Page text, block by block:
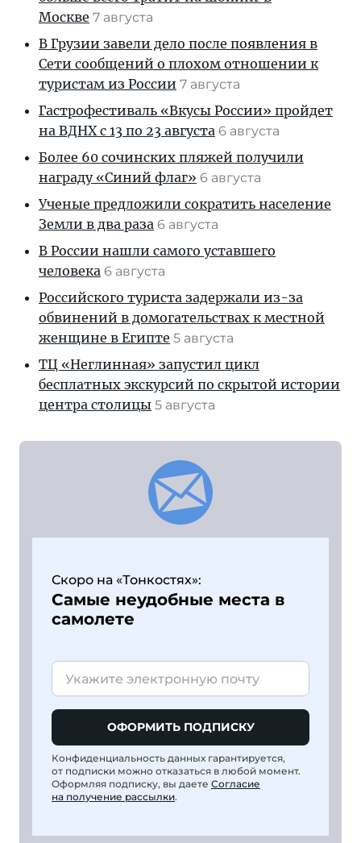
Москве 7 августа
В Грузии завели дело после появления в
Сети сообщений о плохом отношении к
туристам из России 7 августа
Гастрофестиваль «Вкусы России» пройдет
на ВДНХ с 13 по 23 августа 6 августа
Более 60 сочинских пляжей получили
награду «Синий флаг» 6 августа
Ученые предложили сократить население
Земли в два раза 6 августа
В России нашли самого уставшего
человека 6 августа
Российского туриста задержали из-за
обвинений в домогательствах к местной
женщине в Египте 5 августа
ТЦ «Неглинная» запустил цикл
бесплатных экскурсий по скрытой истории
центра столицы 5 августа
Скоро на «Тонкостях»:
Самые неудобные места в
самолете
ОФОРМИТЬ ПОДПИСКУ
Конфиденциальность данных гарантируется,
от подписки можно отказаться в любой момент.
Оформляя подписку, вы даете Согласие
на получение рассылки.